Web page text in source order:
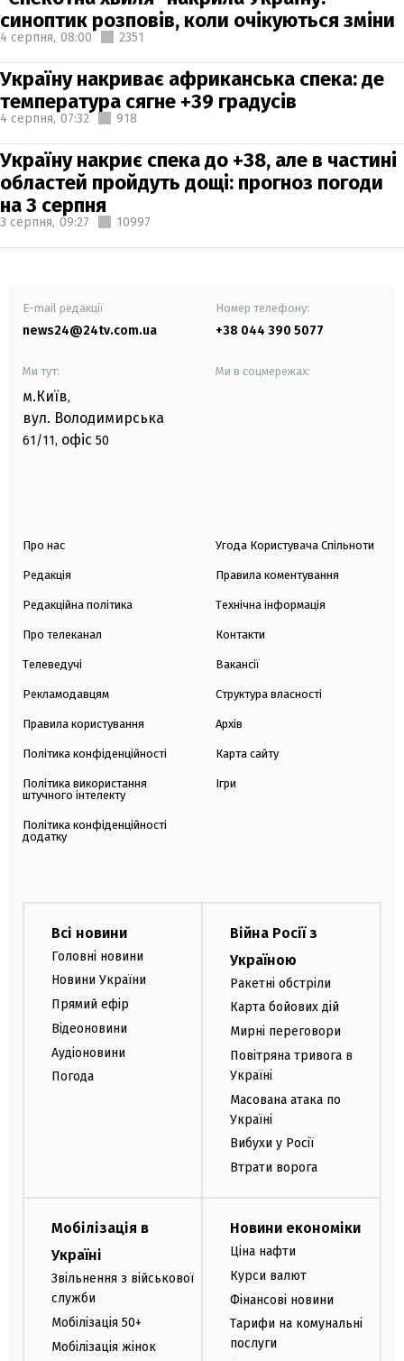
синоптик розповів, коли очікуються зміни
4 серпня, 08:00 2351
Україну накриває африканська спека: де
температура сягне +39 градусів
4 серпня, 07:32 918
Україну накриє спека до +38, але в частині
областей пройдуть дощі: прогноз погоди
на 3 серпня
3 серпня, 09:27 10997
E-mail редакції
news24@24tv.com.ua
Номер телефону:
+38 044 390 5077
Ми тут:
м.Київ,
вул. Володимирська
61/11, офіс 50
Ми в соцмережах:
Про нас
Редакція
Редакційна політика
Про телеканал
Телеведучі
Рекламодавцям
Правила користування
Політика конфіденційності
Політика використання
штучного інтелекту
Політика конфіденційності
додатку
Угода Користувача Спільноти
Правила коментування
Технічна інформація
Контакти
Вакансії
Структура власності
Архів
Карта сайту
Ігри
Всі новини
Головні новини
Новини України
Прямий ефір
Відеоновини
Аудіоновини
Погода
Війна Росії з
Україною
Ракетні обстріли
Карта бойових дій
Мирні переговори
Повітряна тривога в
Україні
Масована атака по
Україні
Вибухи у Росії
Втрати ворога
Мобілізація в
Україні
Звільнення з військової
служби
Мобілізація 50+
Мобілізація жінок
Новини економіки
Ціна нафти
Курси валют
Фінансові новини
Тарифи на комунальні
послуги